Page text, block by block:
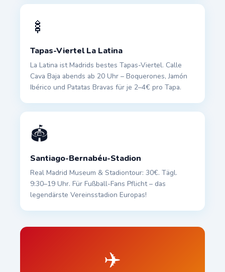
🍢
Tapas-Viertel La Latina
La Latina ist Madrids bestes Tapas-Viertel. Calle
Cava Baja abends ab 20 Uhr – Boquerones, Jamón
Ibérico und Patatas Bravas für je 2–4€ pro Tapa.
🏟️
Santiago-Bernabéu-Stadion
Real Madrid Museum & Stadiontour: 30€. Tägl.
9:30–19 Uhr. Für Fußball-Fans Pflicht – das
legendärste Vereinsstadion Europas!
✈️